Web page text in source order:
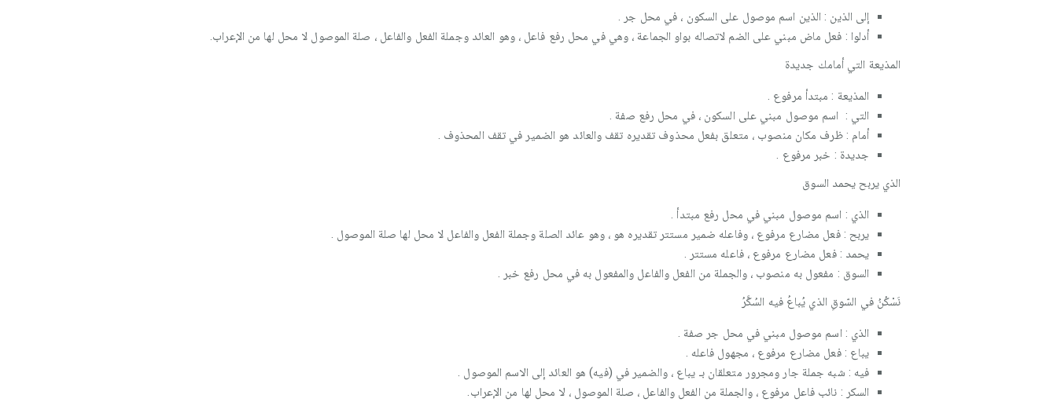
إلى الذين : الذين اسم موصول على السكون ، في محل جر .
أدلوا : فعل ماض مبني على الضم لاتصاله بواو الجماعة ، وهي في محل رفع فاعل ، وهو العائد وجملة الفعل والفاعل ، صلة الموصول لا محل لها من الإعراب.
المذيعة التي أمامك جديدة
المذيعة : مبتدأ مرفوع .
التي : اسم موصول مبني على السكون ، في محل رفع صفة .
أمام : ظرف مكان منصوب ، متعلق بفعل محذوف تقديره تقف والعائد هو الضمير في تقف المحذوف .
جديدة : خبر مرفوع .
الذي يربح يحمد السوق
الذي : اسم موصول مبني في محل رفع مبتدأ .
يربح : فعل مضارع مرفوع ، وفاعله ضمير مستتر تقديره هو ، وهو عائد الصلة وجملة الفعل والفاعل لا محل لها صلة الموصول .
يحمد : فعل مضارع مرفوع ، فاعله مستتر .
السوق : مفعول به منصوب ، والجملة من الفعل والفاعل والمفعول به في محل رفع خبر .
نَسْكُنُ في السّوقِ الذي يُباعُ فيه السُكَّرُ
الذي : اسم موصول مبني في محل جر صفة .
يباع : فعل مضارع مرفوع ، مجهول فاعله .
فيه : شبه جملة جار ومجرور متعلقان بـ يباع ، والضمير في (فيه) هو العائد إلى الاسم الموصول .
السكر : نائب فاعل مرفوع ، والجملة من الفعل والفاعل ، صلة الموصول ، لا محل لها من الإعراب.